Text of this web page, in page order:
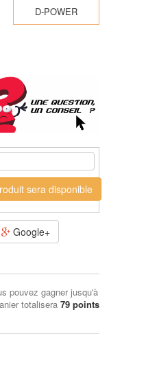
D-POWER
sera disponible
Google+
pouvez gagner jusqu'à
totalisera79 points